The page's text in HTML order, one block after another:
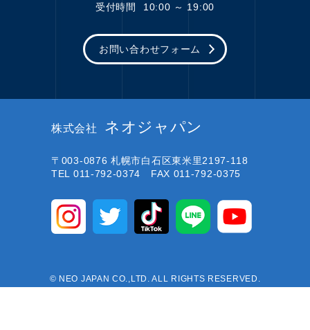
受付時間 10:00 ～ 19:00
お問い合わせフォーム
株式会社 ネオジャパン
〒003-0876 札幌市白石区東米里2197-118
TEL 011-792-0374 FAX 011-792-0375
© NEO JAPAN CO.,LTD. ALL RIGHTS RESERVED.